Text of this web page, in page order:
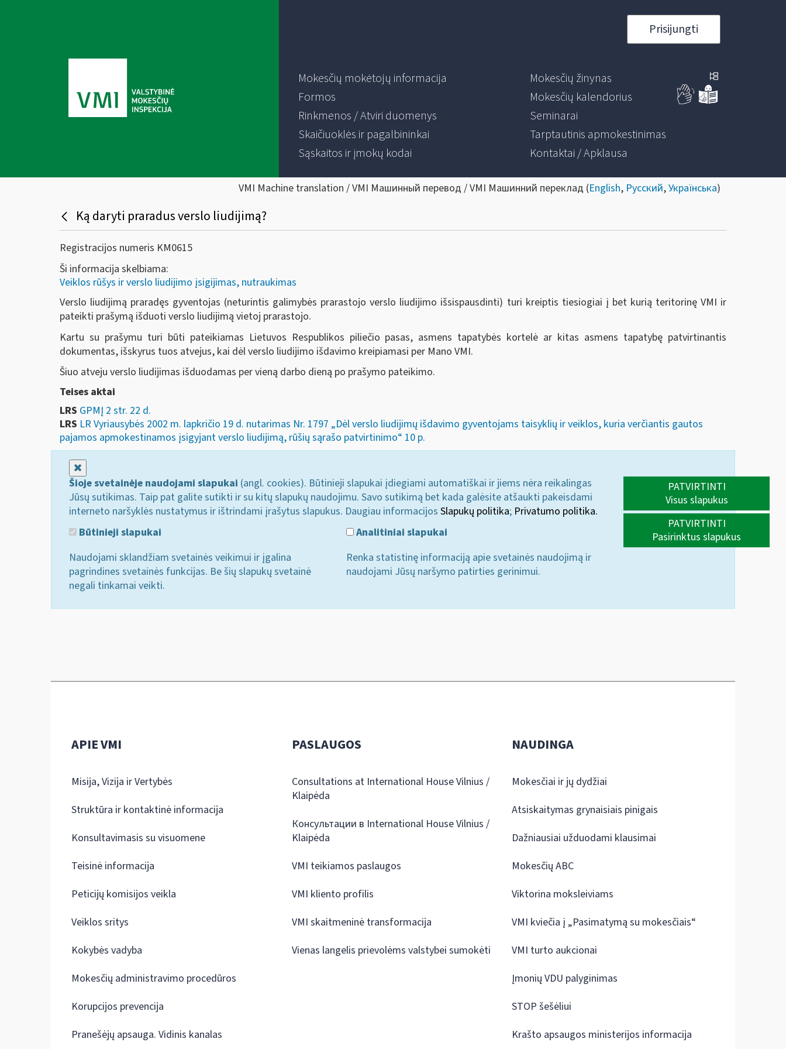
Prisijungti
Mokesčių mokėtojų informacija
Formos
Rinkmenos / Atviri duomenys
Skaičiuoklės ir pagalbininkai
Sąskaitos ir įmokų kodai
Mokesčių žinynas
Mokesčių kalendorius
Seminarai
Tarptautinis apmokestinimas
Kontaktai / Apklausa
VMI Machine translation / VMI Машинный перевод / VMI Машинний переклад (English, Русский,Українська)
Ką daryti praradus verslo liudijimą?
Registracijos numeris KM0615
Ši informacija skelbiama:
Veiklos rūšys ir verslo liudijimo įsigijimas, nutraukimas
Verslo liudijimą praradęs gyventojas (neturintis galimybės prarastojo verslo liudijimo išsispausdinti) turi kreiptis tiesiogiai į bet kurią teritorinę VMI ir
pateikti prašymą išduoti verslo liudijimą vietoj prarastojo.
Kartu su prašymu turi būti pateikiamas Lietuvos Respublikos piliečio pasas, asmens tapatybės kortelė ar kitas asmens tapatybę patvirtinantis
dokumentas, išskyrus tuos atvejus, kai dėl verslo liudijimo išdavimo kreipiamasi per Mano VMI.
Šiuo atveju verslo liudijimas išduodamas per vieną darbo dieną po prašymo pateikimo.
Teises aktai
LRS GPMĮ 2 str. 22 d.
LRS LR Vyriausybės 2002 m. lapkričio 19 d. nutarimas Nr. 1797 „Dėl verslo liudijimų išdavimo gyventojams taisyklių ir veiklos, kuria verčiantis gautos
pajamos apmokestinamos įsigyjant verslo liudijimą, rūšių sąrašo patvirtinimo“ 10 p.
Šioje svetainėje naudojami slapukai (angl. cookies). Būtinieji slapukai įdiegiami automatiškai ir jiems nėra reikalingas
Jūsų sutikimas. Taip pat galite sutikti ir su kitų slapukų naudojimu. Savo sutikimą bet kada galėsite atšaukti pakeisdami
interneto naršyklės nustatymus ir ištrindami įrašytus slapukus. Daugiau informacijos Slapukų politika; Privatumo politika.
Būtinieji slapukai
Naudojami sklandžiam svetainės veikimui ir įgalina
pagrindines svetainės funkcijas. Be šių slapukų svetainė
negali tinkamai veikti.
Analitiniai slapukai
Renka statistinę informaciją apie svetainės naudojimą ir
naudojami Jūsų naršymo patirties gerinimui.
PATVIRTINTI
Visus slapukus
PATVIRTINTI
Pasirinktus slapukus
APIE VMI
Misija, Vizija ir Vertybės
Struktūra ir kontaktinė informacija
Konsultavimasis su visuomene
Teisinė informacija
Peticijų komisijos veikla
Veiklos sritys
Kokybės vadyba
Mokesčių administravimo procedūros
Korupcijos prevencija
Pranešėjų apsauga. Vidinis kanalas
PASLAUGOS
Consultations at International House Vilnius /
Klaipėda
Консультации в International House Vilnius /
Klaipėda
VMI teikiamos paslaugos
VMI kliento profilis
VMI skaitmeninė transformacija
Vienas langelis prievolėms valstybei sumokėti
NAUDINGA
Mokesčiai ir jų dydžiai
Atsiskaitymas grynaisiais pinigais
Dažniausiai užduodami klausimai
Mokesčių ABC
Viktorina moksleiviams
VMI kviečia į „Pasimatymą su mokesčiais“
VMI turto aukcionai
Įmonių VDU palyginimas
STOP šešėliui
Krašto apsaugos ministerijos informacija